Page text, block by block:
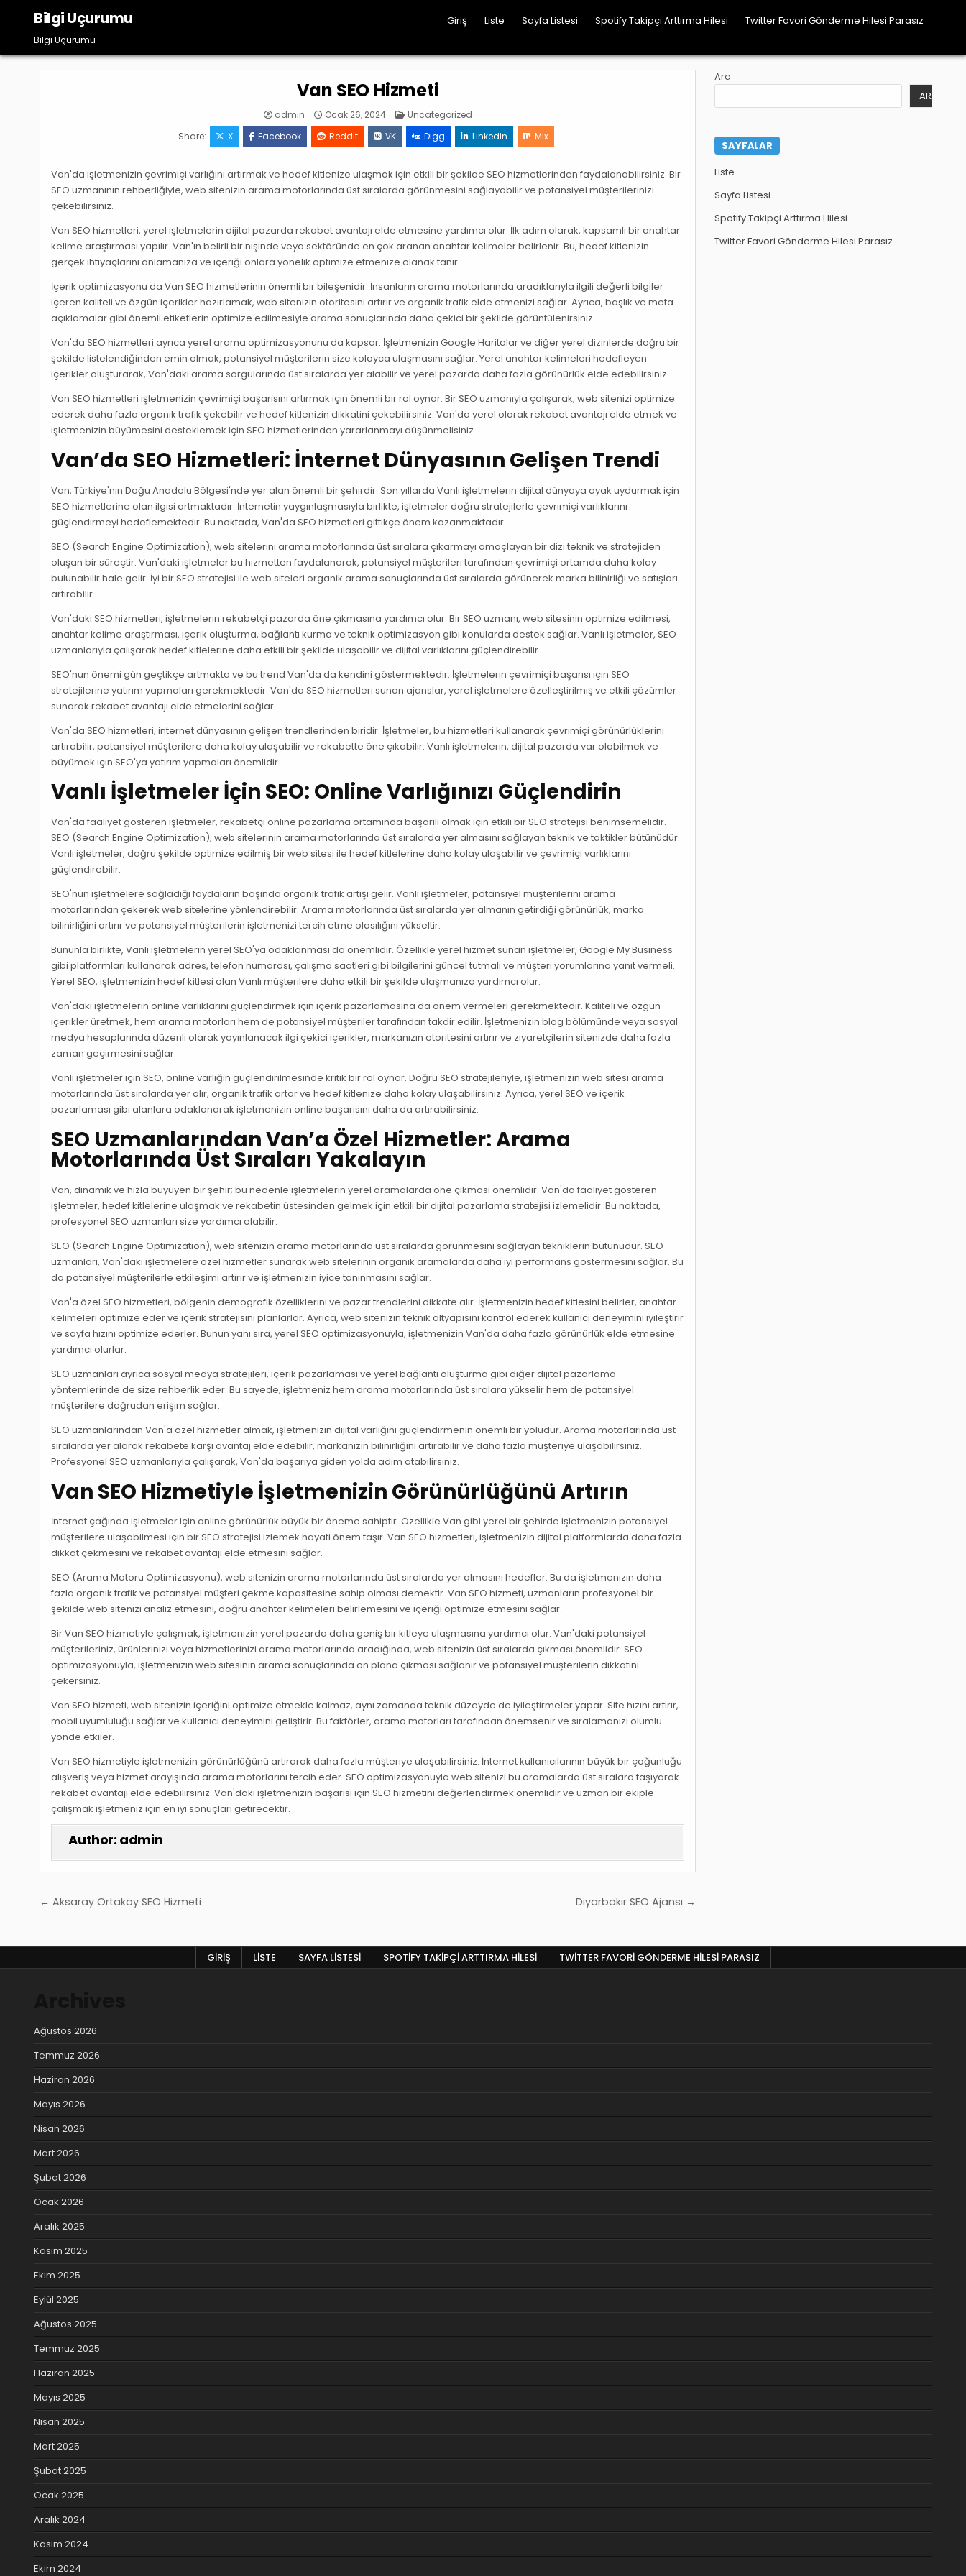
content
Bilgi Uçurumu
Bilgi Uçurumu
Giriş Liste Sayfa Listesi Spotify Takipçi Arttırma Hilesi Twitter Favori Gönderme Hilesi Parasız
Van SEO Hizmeti
admin Ocak 26, 2024 Posted
Uncategorized
Share:
X Facebook Reddit VK Digg Linkedin Mix
Van'da işletmenizin çevrimiçi varlığını artırmak ve hedef kitlenize ulaşmak için etkili bir şekilde SEO hizmetlerinden faydalanabilirsiniz. Bir
SEO uzmanının rehberliğiyle, web sitenizin arama motorlarında üst sıralarda görünmesini sağlayabilir ve potansiyel müşterilerinizi
çekebilirsiniz.
Van SEO hizmetleri, yerel işletmelerin dijital pazarda rekabet avantajı elde etmesine yardımcı olur. İlk adım olarak, kapsamlı bir anahtar
kelime araştırması yapılır. Van'ın belirli bir nişinde veya sektöründe en çok aranan anahtar kelimeler belirlenir. Bu, hedef kitlenizin
gerçek ihtiyaçlarını anlamanıza ve içeriği onlara yönelik optimize etmenize olanak tanır.
İçerik optimizasyonu da Van SEO hizmetlerinin önemli bir bileşenidir. İnsanların arama motorlarında aradıklarıyla ilgili değerli bilgiler
içeren kaliteli ve özgün içerikler hazırlamak, web sitenizin otoritesini artırır ve organik trafik elde etmenizi sağlar. Ayrıca, başlık ve meta
açıklamalar gibi önemli etiketlerin optimize edilmesiyle arama sonuçlarında daha çekici bir şekilde görüntülenirsiniz.
Van'da SEO hizmetleri ayrıca yerel arama optimizasyonunu da kapsar. İşletmenizin Google Haritalar ve diğer yerel dizinlerde doğru bir
şekilde listelendiğinden emin olmak, potansiyel müşterilerin size kolayca ulaşmasını sağlar. Yerel anahtar kelimeleri hedefleyen
içerikler oluşturarak, Van'daki arama sorgularında üst sıralarda yer alabilir ve yerel pazarda daha fazla görünürlük elde edebilirsiniz.
Van SEO hizmetleri işletmenizin çevrimiçi başarısını artırmak için önemli bir rol oynar. Bir SEO uzmanıyla çalışarak, web sitenizi optimize
ederek daha fazla organik trafik çekebilir ve hedef kitlenizin dikkatini çekebilirsiniz. Van'da yerel olarak rekabet avantajı elde etmek ve
işletmenizin büyümesini desteklemek için SEO hizmetlerinden yararlanmayı düşünmelisiniz.
Van’da SEO Hizmetleri: İnternet Dünyasının Gelişen Trendi
Van, Türkiye'nin Doğu Anadolu Bölgesi'nde yer alan önemli bir şehirdir. Son yıllarda Vanlı işletmelerin dijital dünyaya ayak uydurmak için
SEO hizmetlerine olan ilgisi artmaktadır. İnternetin yaygınlaşmasıyla birlikte, işletmeler doğru stratejilerle çevrimiçi varlıklarını
güçlendirmeyi hedeflemektedir. Bu noktada, Van'da SEO hizmetleri gittikçe önem kazanmaktadır.
SEO (Search Engine Optimization), web sitelerini arama motorlarında üst sıralara çıkarmayı amaçlayan bir dizi teknik ve stratejiden
oluşan bir süreçtir. Van'daki işletmeler bu hizmetten faydalanarak, potansiyel müşterileri tarafından çevrimiçi ortamda daha kolay
bulunabilir hale gelir. İyi bir SEO stratejisi ile web siteleri organik arama sonuçlarında üst sıralarda görünerek marka bilinirliği ve satışları
artırabilir.
Van'daki SEO hizmetleri, işletmelerin rekabetçi pazarda öne çıkmasına yardımcı olur. Bir SEO uzmanı, web sitesinin optimize edilmesi,
anahtar kelime araştırması, içerik oluşturma, bağlantı kurma ve teknik optimizasyon gibi konularda destek sağlar. Vanlı işletmeler, SEO
uzmanlarıyla çalışarak hedef kitlelerine daha etkili bir şekilde ulaşabilir ve dijital varlıklarını güçlendirebilir.
SEO'nun önemi gün geçtikçe artmakta ve bu trend Van'da da kendini göstermektedir. İşletmelerin çevrimiçi başarısı için SEO
stratejilerine yatırım yapmaları gerekmektedir. Van'da SEO hizmetleri sunan ajanslar, yerel işletmelere özelleştirilmiş ve etkili çözümler
sunarak rekabet avantajı elde etmelerini sağlar.
Van'da SEO hizmetleri, internet dünyasının gelişen trendlerinden biridir. İşletmeler, bu hizmetleri kullanarak çevrimiçi görünürlüklerini
artırabilir, potansiyel müşterilere daha kolay ulaşabilir ve rekabette öne çıkabilir. Vanlı işletmelerin, dijital pazarda var olabilmek ve
büyümek için SEO'ya yatırım yapmaları önemlidir.
Vanlı İşletmeler İçin SEO: Online Varlığınızı Güçlendirin
Van'da faaliyet gösteren işletmeler, rekabetçi online pazarlama ortamında başarılı olmak için etkili bir SEO stratejisi benimsemelidir.
SEO (Search Engine Optimization), web sitelerinin arama motorlarında üst sıralarda yer almasını sağlayan teknik ve taktikler bütünüdür.
Vanlı işletmeler, doğru şekilde optimize edilmiş bir web sitesi ile hedef kitlelerine daha kolay ulaşabilir ve çevrimiçi varlıklarını
güçlendirebilir.
SEO'nun işletmelere sağladığı faydaların başında organik trafik artışı gelir. Vanlı işletmeler, potansiyel müşterilerini arama
motorlarından çekerek web sitelerine yönlendirebilir. Arama motorlarında üst sıralarda yer almanın getirdiği görünürlük, marka
bilinirliğini artırır ve potansiyel müşterilerin işletmenizi tercih etme olasılığını yükseltir.
Bununla birlikte, Vanlı işletmelerin yerel SEO'ya odaklanması da önemlidir. Özellikle yerel hizmet sunan işletmeler, Google My Business
gibi platformları kullanarak adres, telefon numarası, çalışma saatleri gibi bilgilerini güncel tutmalı ve müşteri yorumlarına yanıt vermeli.
Yerel SEO, işletmenizin hedef kitlesi olan Vanlı müşterilere daha etkili bir şekilde ulaşmanıza yardımcı olur.
Van'daki işletmelerin online varlıklarını güçlendirmek için içerik pazarlamasına da önem vermeleri gerekmektedir. Kaliteli ve özgün
içerikler üretmek, hem arama motorları hem de potansiyel müşteriler tarafından takdir edilir. İşletmenizin blog bölümünde veya sosyal
medya hesaplarında düzenli olarak yayınlanacak ilgi çekici içerikler, markanızın otoritesini artırır ve ziyaretçilerin sitenizde daha fazla
zaman geçirmesini sağlar.
Vanlı işletmeler için SEO, online varlığın güçlendirilmesinde kritik bir rol oynar. Doğru SEO stratejileriyle, işletmenizin web sitesi arama
motorlarında üst sıralarda yer alır, organik trafik artar ve hedef kitlenize daha kolay ulaşabilirsiniz. Ayrıca, yerel SEO ve içerik
pazarlaması gibi alanlara odaklanarak işletmenizin online başarısını daha da artırabilirsiniz.
SEO Uzmanlarından Van’a Özel Hizmetler: Arama
Motorlarında Üst Sıraları Yakalayın
Van, dinamik ve hızla büyüyen bir şehir; bu nedenle işletmelerin yerel aramalarda öne çıkması önemlidir. Van'da faaliyet gösteren
işletmeler, hedef kitlelerine ulaşmak ve rekabetin üstesinden gelmek için etkili bir dijital pazarlama stratejisi izlemelidir. Bu noktada,
profesyonel SEO uzmanları size yardımcı olabilir.
SEO (Search Engine Optimization), web sitenizin arama motorlarında üst sıralarda görünmesini sağlayan tekniklerin bütünüdür. SEO
uzmanları, Van'daki işletmelere özel hizmetler sunarak web sitelerinin organik aramalarda daha iyi performans göstermesini sağlar. Bu
da potansiyel müşterilerle etkileşimi artırır ve işletmenizin iyice tanınmasını sağlar.
Van'a özel SEO hizmetleri, bölgenin demografik özelliklerini ve pazar trendlerini dikkate alır. İşletmenizin hedef kitlesini belirler, anahtar
kelimeleri optimize eder ve içerik stratejisini planlarlar. Ayrıca, web sitenizin teknik altyapısını kontrol ederek kullanıcı deneyimini iyileştirir
ve sayfa hızını optimize ederler. Bunun yanı sıra, yerel SEO optimizasyonuyla, işletmenizin Van'da daha fazla görünürlük elde etmesine
yardımcı olurlar.
SEO uzmanları ayrıca sosyal medya stratejileri, içerik pazarlaması ve yerel bağlantı oluşturma gibi diğer dijital pazarlama
yöntemlerinde de size rehberlik eder. Bu sayede, işletmeniz hem arama motorlarında üst sıralara yükselir hem de potansiyel
müşterilere doğrudan erişim sağlar.
SEO uzmanlarından Van'a özel hizmetler almak, işletmenizin dijital varlığını güçlendirmenin önemli bir yoludur. Arama motorlarında üst
sıralarda yer alarak rekabete karşı avantaj elde edebilir, markanızın bilinirliğini artırabilir ve daha fazla müşteriye ulaşabilirsiniz.
Profesyonel SEO uzmanlarıyla çalışarak, Van'da başarıya giden yolda adım atabilirsiniz.
Van SEO Hizmetiyle İşletmenizin Görünürlüğünü Artırın
İnternet çağında işletmeler için online görünürlük büyük bir öneme sahiptir. Özellikle Van gibi yerel bir şehirde işletmenizin potansiyel
müşterilere ulaşabilmesi için bir SEO stratejisi izlemek hayati önem taşır. Van SEO hizmetleri, işletmenizin dijital platformlarda daha fazla
dikkat çekmesini ve rekabet avantajı elde etmesini sağlar.
SEO (Arama Motoru Optimizasyonu), web sitenizin arama motorlarında üst sıralarda yer almasını hedefler. Bu da işletmenizin daha
fazla organik trafik ve potansiyel müşteri çekme kapasitesine sahip olması demektir. Van SEO hizmeti, uzmanların profesyonel bir
şekilde web sitenizi analiz etmesini, doğru anahtar kelimeleri belirlemesini ve içeriği optimize etmesini sağlar.
Bir Van SEO hizmetiyle çalışmak, işletmenizin yerel pazarda daha geniş bir kitleye ulaşmasına yardımcı olur. Van'daki potansiyel
müşterileriniz, ürünlerinizi veya hizmetlerinizi arama motorlarında aradığında, web sitenizin üst sıralarda çıkması önemlidir. SEO
optimizasyonuyla, işletmenizin web sitesinin arama sonuçlarında ön plana çıkması sağlanır ve potansiyel müşterilerin dikkatini
çekersiniz.
Van SEO hizmeti, web sitenizin içeriğini optimize etmekle kalmaz, aynı zamanda teknik düzeyde de iyileştirmeler yapar. Site hızını artırır,
mobil uyumluluğu sağlar ve kullanıcı deneyimini geliştirir. Bu faktörler, arama motorları tarafından önemsenir ve sıralamanızı olumlu
yönde etkiler.
Van SEO hizmetiyle işletmenizin görünürlüğünü artırarak daha fazla müşteriye ulaşabilirsiniz. İnternet kullanıcılarının büyük bir çoğunluğu
alışveriş veya hizmet arayışında arama motorlarını tercih eder. SEO optimizasyonuyla web sitenizi bu aramalarda üst sıralara taşıyarak
rekabet avantajı elde edebilirsiniz. Van'daki işletmenizin başarısı için SEO hizmetini değerlendirmek önemlidir ve uzman bir ekiple
çalışmak işletmeniz için en iyi sonuçları getirecektir.
Author: admin
Yazı Diyarbakır SEO Ajansı →
← Aksaray Ortaköy SEO Hizmeti
Ara
ARA
SAYFALAR
Liste
Sayfa Listesi
Spotify Takipçi Arttırma Hilesi
Twitter Favori Gönderme Hilesi Parasız
GIRIŞ LISTE SAYFA LISTESI SPOTIFY TAKIPÇI ARTTIRMA HILESI TWITTER FAVORI GÖNDERME HILESI PARASIZ
Ağustos 2026
Temmuz 2026
Haziran 2026
Mayıs 2026
Nisan 2026
Mart 2026
Şubat 2026
Ocak 2026
Aralık 2025
Kasım 2025
Ekim 2025
Eylül 2025
Ağustos 2025
Temmuz 2025
Haziran 2025
Mayıs 2025
Nisan 2025
Mart 2025
Şubat 2025
Ocak 2025
Aralık 2024
Kasım 2024
Ekim 2024